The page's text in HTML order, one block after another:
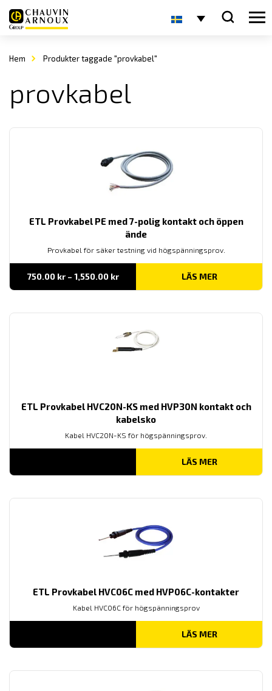
Hem Produkter taggade "provkabel"
provkabel
ETL Provkabel PE med 7-polig kontakt och öppen
ände
Provkabel för säker testning vid högspänningsprov.
750.00 kr – 1,550.00 krPrisintervall:
till
LÄS MER
ETL Provkabel HVC20N-KS med HVP30N kontakt och
kabelsko
Kabel HVC20N-KS för högspänningsprov.
LÄS MER
ETL Provkabel HVC06C med HVP06C-kontakter
Kabel HVC06C för högspänningsprov
LÄS MER